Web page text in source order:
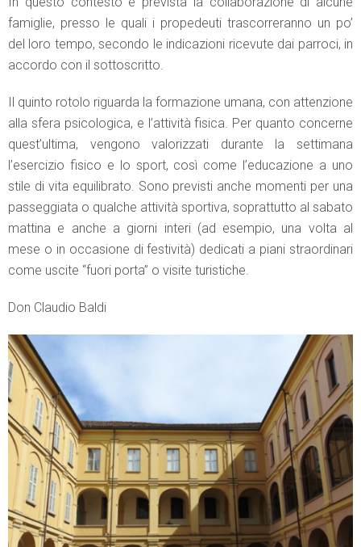
famiglie, presso le quali i propedeuti trascorreranno un po’
del loro tempo, secondo le indicazioni ricevute dai parroci, in
accordo con il sottoscritto.
Il quinto rotolo riguarda la formazione umana, con attenzione
alla sfera psicologica, e l’attività fisica. Per quanto concerne
quest’ultima, vengono valorizzati durante la settimana
l’esercizio fisico e lo sport, così come l’educazione a uno
stile di vita equilibrato. Sono previsti anche momenti per una
passeggiata o qualche attività sportiva, soprattutto al sabato
mattina e anche a giorni interi (ad esempio, una volta al
mese o in occasione di festività) dedicati a piani straordinari
come uscite “fuori porta” o visite turistiche.
Don Claudio Baldi